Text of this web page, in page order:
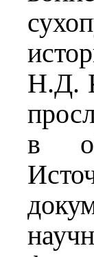
Н.Д.
в